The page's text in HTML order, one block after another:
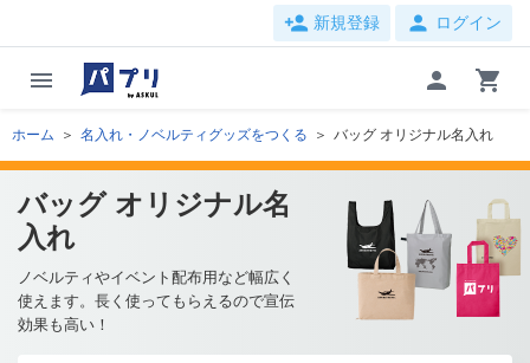
person_add 新規登録 person ログイン
menu person shopping_cart
ホーム 名入れ・ノベルティグッズをつくる バッグ オリジナル名入れ
バッグ オリジナル名
入れ
ノベルティやイベント配布用など幅広く
使えます。長く使ってもらえるので宣伝
効果も高い！